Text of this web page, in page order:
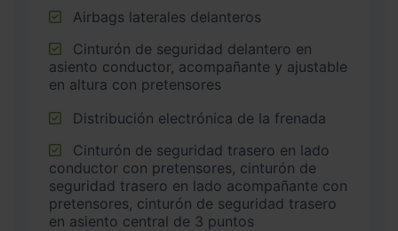
Airbags laterales delanteros
asiento conductor, acompañante y ajustable
en altura con pretensores
Distribución electrónica de la frenada
conductor con pretensores, cinturón de
seguridad trasero en lado acompañante con
pretensores, cinturón de seguridad trasero
en asiento central de 3 puntos